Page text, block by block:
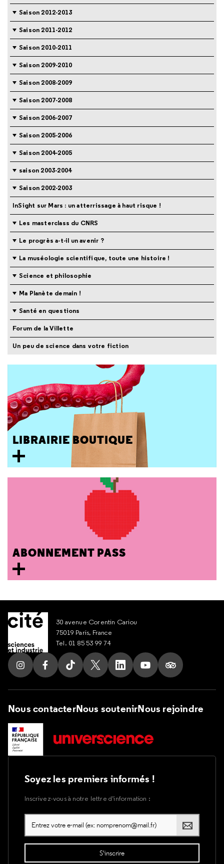
Saison 2012-2013
Saison 2011-2012
Saison 2010-2011
Saison 2009-2010
Saison 2008-2009
Saison 2007-2008
Saison 2006-2007
Saison 2005-2006
Saison 2004-2005
saison 2003-2004
Saison 2002-2003
InSight sur Mars : un atterrissage à haut risque !
Les masterclass du CNRS
Le progrès a-t-il un avenir ?
La muséologie scientifique, toute une histoire !
Science et philosophie
Ma Planète demain !
Santé en questions
Forum de la Villette
Un peu de science dans votre fiction
LIBRAIRIE BOUTIQUE
ABONNEMENT PASS
30 avenue Corentin Cariou
75019 Paris, France
Tel. 01 85 53 99 74
Suivez nous sur Instagram
Suivez nous sur Facebook
Suivez nous sur Tik Tok
Suivez nous sur X
Suivez nous sur LinkedIn
Suivez nous sur
Suivez nous
Nous contacterNous soutenirNous rejoindre
Soyez les premiers informés !
Inscrivez-vous à notre lettre d’information :